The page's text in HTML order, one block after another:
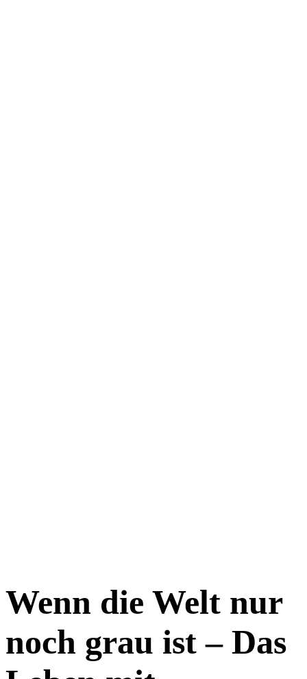
Wenn die Welt nur
noch grau ist – Das